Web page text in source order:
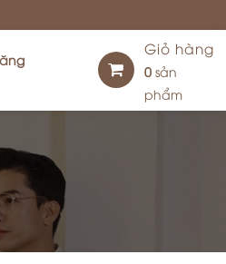
Giỏ hàng
0sản
phẩm